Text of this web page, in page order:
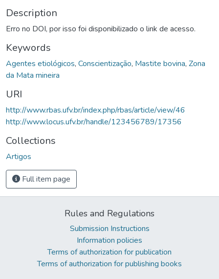
Description
Erro no DOI, por isso foi disponibilizado o link de acesso.
Keywords
Agentes etiológicos, Conscientização, Mastite bovina, Zona
da Mata mineira
URI
http://www.rbas.ufv.br/index.php/rbas/article/view/46
http://www.locus.ufv.br/handle/123456789/17356
Collections
Artigos
Full item page
Rules and Regulations
Submission Instructions
Information policies
Terms of authorization for publication
Terms of authorization for publishing books